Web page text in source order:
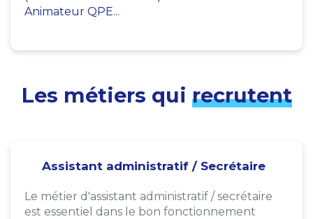
Animateur QPE...
Les métiers qui recrutent
Assistant administratif / Secrétaire
Le métier d'assistant administratif / secrétaire
est essentiel dans le bon fonctionnement